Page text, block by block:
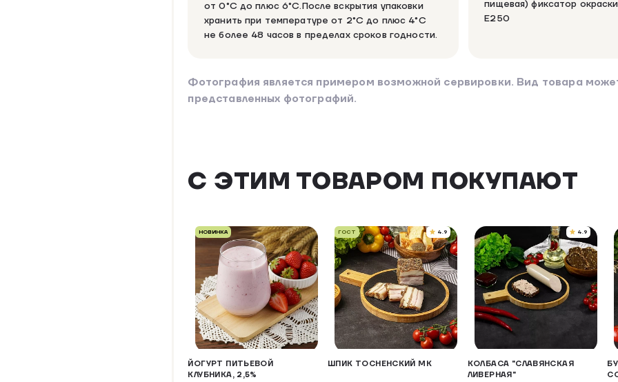
от 0°C до плюс 6°C.После вскрытия упаковки
хранить при температуре от 2°С до плюс 4°С
не более 48 часов в пределах сроков годности.
пищевая) фиксатор
Е250
Фотография является примером возможной сервировки. Вид товара
представленных фотографий.
С ЭТИМ ТОВАРОМ ПОКУПАЮТ
НОВИНКА
ЙОГУРТ ПИТЬЕВОЙ
КЛУБНИКА, 2,5%
ГОСТ 4.9
ШПИК ТОСНЕНСКИЙ МК
4.9
КОЛБАСА "СЛАВЯНСКАЯ
ЛИВЕРНАЯ"